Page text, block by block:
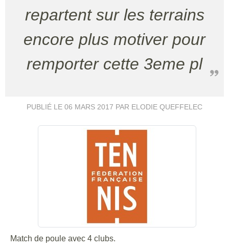
repartent sur les terrains
encore plus motiver pour
remporter cette 3eme pl
PUBLIÉ LE 06 MARS 2017 PAR ELODIE QUEFFELEC
Match de poule avec 4 clubs.